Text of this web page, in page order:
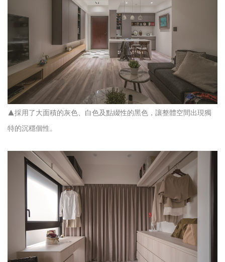
▲採用了大面積的灰色、白色及點綴性的黑色，讓整體空間出現獨
特的沉穩個性。